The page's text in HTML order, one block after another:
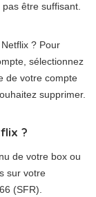
être suffisant.
? Pour
sélectionnez
de votre compte
supprimer.
?
de votre box ou
sur votre
(SFR).